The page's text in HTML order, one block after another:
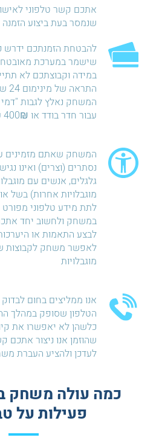
אתכם קשר טלפוני
שנמסר בעת ביצוע הזמנה
להבטחת הזמנתכם ידרש
שישמר במערכת
במידה וקבוצתכם לא
עבור חדר בודד או 400₪ עבור חדר כפול.
המשחק שאתם מזמינים
נסתרים (וצרים) ואינו
גלגלים, אנשים עם
מוגבלויות אחרות) בשל
לתת מידע טלפוני
במשחק ולחשוב יחד
לבצע התאמות או
לאפשר משחק לקבוצות
מוגבלויות
אנו ממליצים בחום
הטלפון שסופק במהלך
כלשהן לא יאפשרו את
שהוזמן אנו ניצור אתכם
לעדכן ולהציע העברת
כמה עולה משחק
פעילות על